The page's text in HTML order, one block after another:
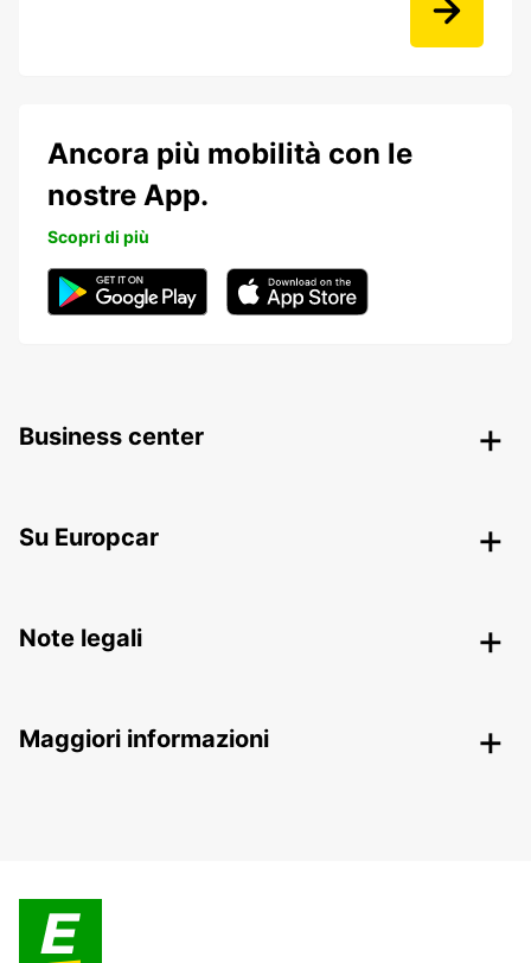
Ancora più mobilità con le
nostre App.
Scopri di più
Business center
Su Europcar
Note legali
Maggiori informazioni